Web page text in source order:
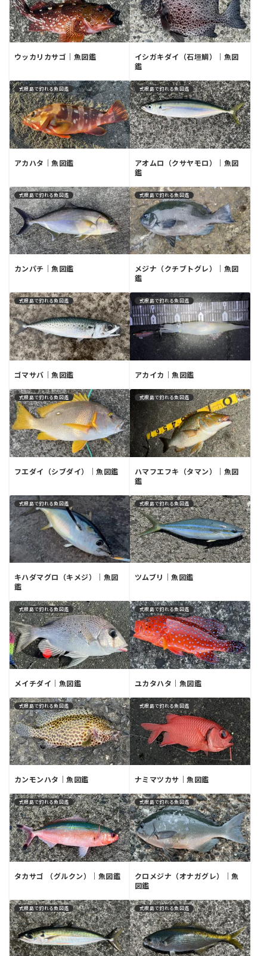
ウッカリカサゴ｜魚図鑑
イシガキダイ（石垣鯛）｜魚図
鑑
式根島で釣れる魚図鑑
アカハタ｜魚図鑑
式根島で釣れる魚図鑑
アオムロ（クサヤモロ）｜魚図
鑑
式根島で釣れる魚図鑑
カンパチ｜魚図鑑
式根島で釣れる魚図鑑
メジナ（クチブトグレ）｜魚図
鑑
式根島で釣れる魚図鑑
ゴマサバ｜魚図鑑
式根島で釣れる魚図鑑
アカイカ｜魚図鑑
式根島で釣れる魚図鑑
フエダイ（シブダイ）｜魚図鑑
式根島で釣れる魚図鑑
ハマフエフキ（タマン）｜魚図
鑑
式根島で釣れる魚図鑑
キハダマグロ（キメジ）｜魚図
鑑
式根島で釣れる魚図鑑
ツムブリ｜魚図鑑
式根島で釣れる魚図鑑
メイチダイ｜魚図鑑
式根島で釣れる魚図鑑
ユカタハタ｜魚図鑑
式根島で釣れる魚図鑑
カンモンハタ｜魚図鑑
式根島で釣れる魚図鑑
ナミマツカサ｜魚図鑑
式根島で釣れる魚図鑑
タカサゴ （グルクン）｜魚図鑑
式根島で釣れる魚図鑑
クロメジナ（オナガグレ）｜魚
図鑑
式根島で釣れる魚図鑑 式根島で釣れる魚図鑑